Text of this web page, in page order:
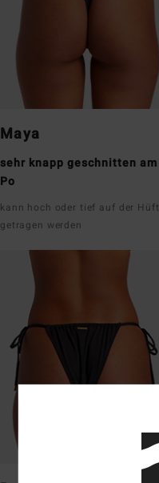
Maya
sehr knapp geschnitten am
Po
kann hoch oder tief auf der
getragen werden